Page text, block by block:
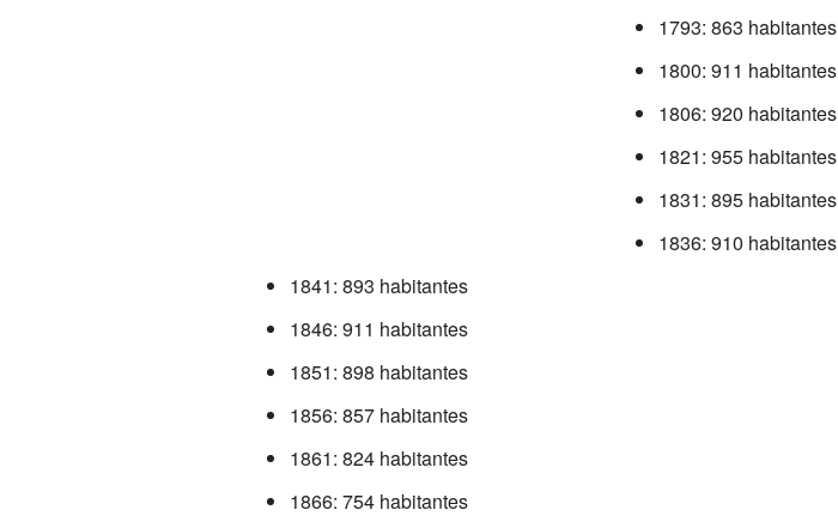
1793: 863 habitantes
1800: 911 habitantes
1806: 920 habitantes
1821: 955 habitantes
1831: 895 habitantes
1836: 910 habitantes
1841: 893 habitantes
1846: 911 habitantes
1851: 898 habitantes
1856: 857 habitantes
1861: 824 habitantes
1866: 754 habitantes